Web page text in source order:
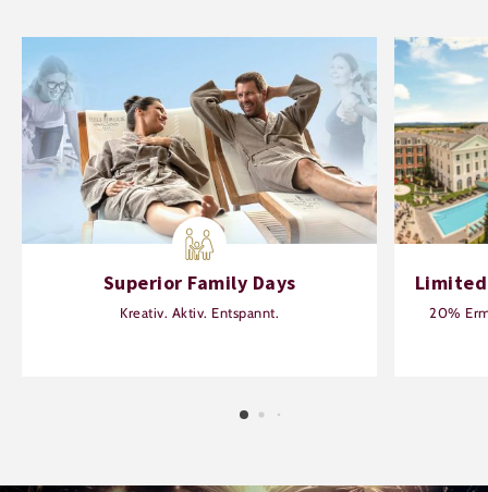
Superior Family Days
Kreativ. Aktiv. Entspannt. 20%